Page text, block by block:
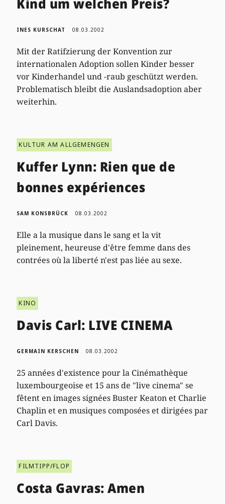
INES KURSCHAT 08.03.2002
Mit der Ratifzierung der Konvention zur
internationalen Adoption sollen Kinder besser
vor Kinderhandel und -raub geschützt werden.
Problematisch bleibt die Auslandsadoption aber
weiterhin.
KULTUR AM ALLGEMENGEN
Kuffer Lynn: Rien que de
bonnes expériences
SAM KONSBRÜCK 08.03.2002
Elle a la musique dans le sang et la vit
pleinement, heureuse d'être femme dans des
contrées où la liberté n'est pas liée au sexe.
KINO
Davis Carl: LIVE CINEMA
GERMAIN KERSCHEN 08.03.2002
25 années d'existence pour la Cinémathèque
luxembourgeoise et 15 ans de "live cinema" se
fêtent en images signées Buster Keaton et Charlie
Chaplin et en musiques composées et dirigées par
Carl Davis.
FILMTIPP/FLOP
Costa Gavras: Amen